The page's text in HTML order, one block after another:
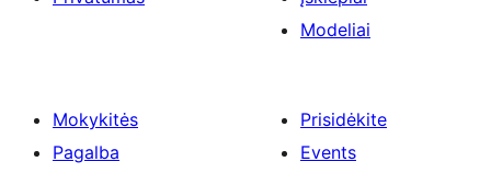
Modeliai
Mokykitės
Pagalba
Prisidėkite
Events